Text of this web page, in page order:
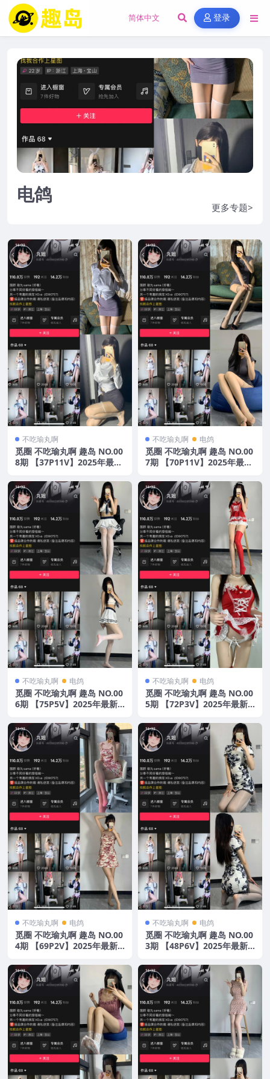
登录
电鸽
更多专题>
不吃瑜丸啊
觅圈 不吃瑜丸啊 趣岛 NO.00
8期 【37P11V】2025年最新
不吃瑜丸啊 电鸽
觅圈 不吃瑜丸啊 趣岛 NO.00
7期 【70P11V】2025年最新
不吃瑜丸啊 电鸽
觅圈 不吃瑜丸啊 趣岛 NO.00
6期 【75P5V】2025年最新
不吃瑜丸啊 电鸽
觅圈 不吃瑜丸啊 趣岛 NO.00
5期 【72P3V】2025年最新
不吃瑜丸啊 电鸽
觅圈 不吃瑜丸啊 趣岛 NO.00
4期 【69P2V】2025年最新
不吃瑜丸啊 电鸽
觅圈 不吃瑜丸啊 趣岛 NO.00
3期 【48P6V】2025年最新